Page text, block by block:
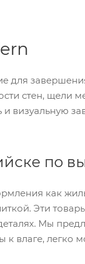
для
стен, щели
визуальную
по
как
Эти
Мы
к влаге, легко